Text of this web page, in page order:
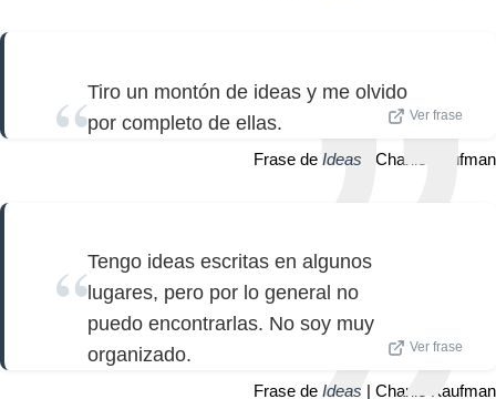
Tiro un montón de ideas y me olvido
por completo de ellas.
Ver frase
Frase de Ideas | Charlie Kaufman
Tengo ideas escritas en algunos
lugares, pero por lo general no
puedo encontrarlas. No soy muy
organizado.
Ver frase
Frase de Ideas | Charlie Kaufman